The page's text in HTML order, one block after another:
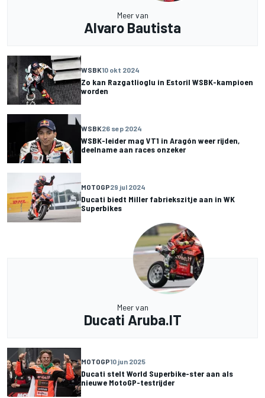
Meer van
Alvaro Bautista
WSBK10 okt 2024
Zo kan Razgatlioglu in Estoril WSBK-kampioen
worden
WSBK26 sep 2024
WSBK-leider mag VT1 in Aragón weer rijden,
deelname aan races onzeker
MOTOGP29 jul 2024
Ducati biedt Miller fabriekszitje aan in WK
Superbikes
Meer van
Ducati Aruba.IT
MOTOGP10 jun 2025
Ducati stelt World Superbike-ster aan als
nieuwe MotoGP-testrijder